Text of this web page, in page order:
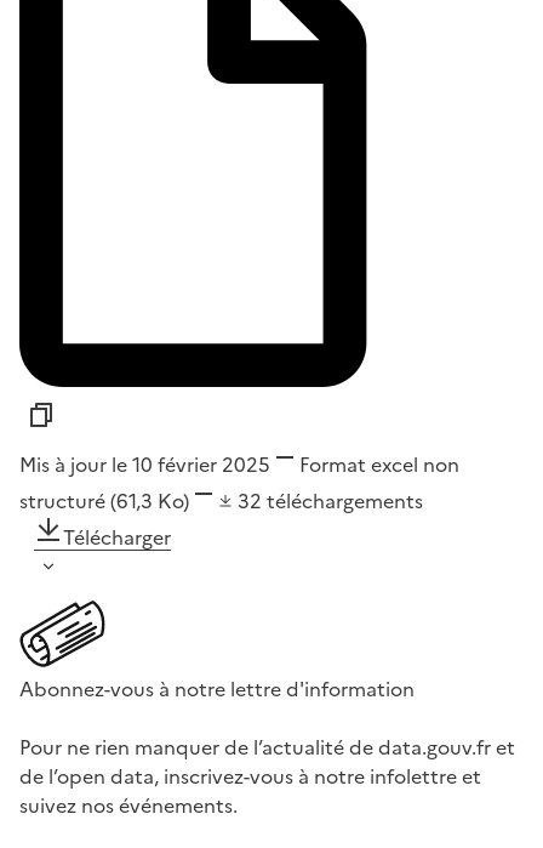
Mis à jour le 10 février 2025 Format excel non
structuré(61,3 Ko) 32 téléchargements
Télécharger
Abonnez-vous à notre lettre d'information
Pour ne rien manquer de l’actualité de data.gouv.fr et
de l’open data, inscrivez-vous à notre infolettre et
suivez nos événements.